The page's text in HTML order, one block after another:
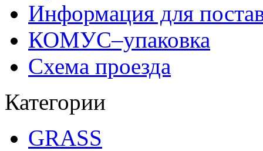
Информация для
КОМУС–упаковка
Схема проезда
Категории
GRASS